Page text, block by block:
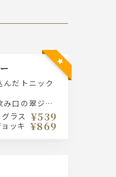
だトニック
口の翠ジン
す。
グラス ¥539
ッキ ¥869